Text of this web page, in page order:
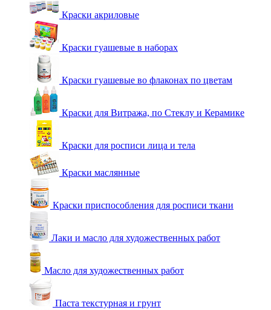
Краски акриловые
Краски гуашевые в наборах
Краски гуашевые во флаконах по цветам
Краски для Витража, по Стеклу и Керамике
Краски для росписи лица и тела
Краски маслянные
Краски приспособления для росписи ткани
Лаки и масло для художественных работ
Масло для художественных работ
Паста текстурная и грунт